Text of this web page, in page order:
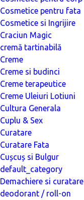
Cosmetice pentru fata
Cosmetice si Ingrijire
Craciun Magic
cremă tartinabilă
Creme
Creme si budinci
Creme terapeutice
Creme Uleiuri Lotiuni
Cultura Generala
Cuplu & Sex
Curatare
Curatare Fata
Cușcuș si Bulgur
default_category
Demachiere si curatare
deodorant / roll-on